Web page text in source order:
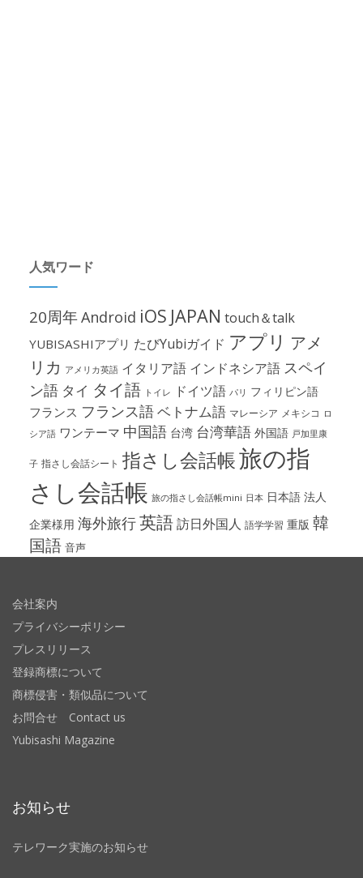
人気ワード
20周年Android iOS JAPAN touch＆talk
YUBISASHIアプリ たびYubiガイド アプリ アメ
リカ アメリカ英語 イタリア語 インドネシア語 スペイ
ン語 タイ タイ語 トイレ ドイツ語 パリ フィリピン語
フランス フランス語ベトナム語 マレーシア メキシコ ロ
シア語 ワンテーマ 中国語 台湾 台湾華語 外国語 戸加里康
子 指さし会話シート 指さし会話帳旅の指
さし会話帳 旅の指さし会話帳mini 日本 日本語 法人
企業様用 海外旅行英語訪日外国人 語学学習 重版 韓
国語 音声
会社案内
プライバシーポリシー
プレスリリース
登録商標について
商標侵害・類似品について
お問合せ Contact us
Yubisashi Magazine
お知らせ
テレワーク実施のお知らせ